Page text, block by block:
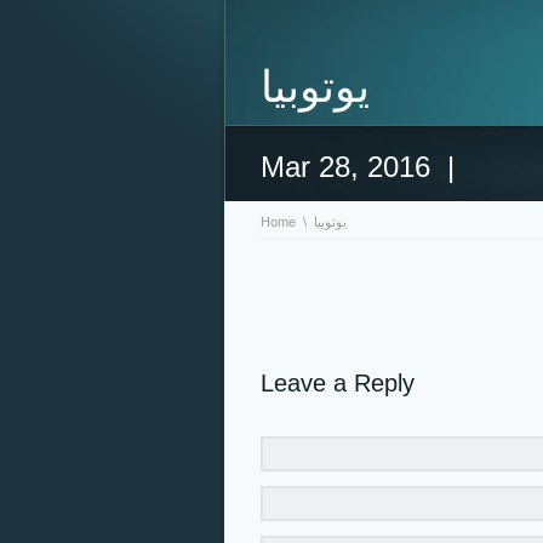
يوتوبيا
Mar 28, 2016 |
Home \ يوتوبيا
Leave a Reply